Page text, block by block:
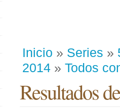
Inicio » Series »
2014 » Todos
Resultados